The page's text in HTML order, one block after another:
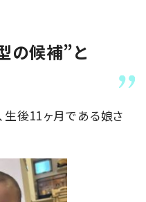
の候補”と
生後11ヶ月である娘さ